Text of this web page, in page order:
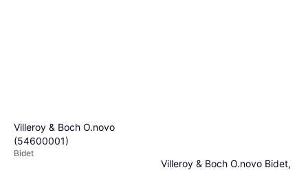
Villeroy & Boch O.novo
(54600001)
Bidet
Villeroy & Boch O.novo Bidet,